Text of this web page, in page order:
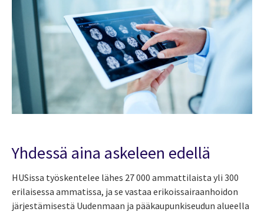
Yhdessä aina askeleen edellä
HUSissa työskentelee lähes 27 000 ammattilaista yli 300
erilaisessa ammatissa, ja se vastaa erikoissairaanhoidon
järjestämisestä Uudenmaan ja pääkaupunkiseudun alueella